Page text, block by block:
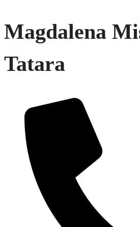
Magdalena
Tatara